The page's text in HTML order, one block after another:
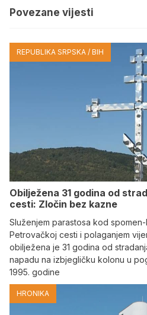
Povezane vijesti
REPUBLIKA SRPSKA / BIH
Obilježena 31 godina od
cesti: Zločin bez kazne
Služenjem parastosa kod
Petrovačkoj cesti i polaganjem
obilježena je 31 godina od
napadu na izbjegličku kolonu u
1995. godine
HRONIKA